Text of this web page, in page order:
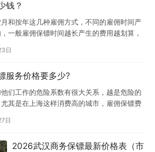
钱？
和按年这几种雇佣方式，不同的雇佣时间产
一般雇佣保镖时间越长产生的费用越划算，
日
服务价格要多少?
们工作的危险系数有很大关系，越是危险的
其是在上海这样消费高的城市，雇佣保镖费
日
2026武汉商务保镖最新价格表（市